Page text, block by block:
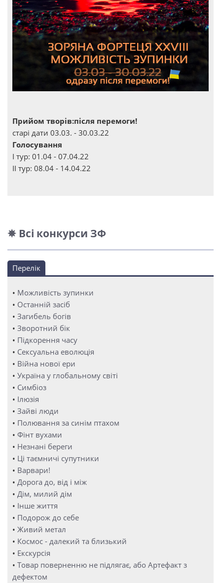
Прийом творів:після перемоги!
старі дати 03.03. - 30.03.22
Голосування
І тур: 01.04 - 07.04.22
ІІ тур: 08.04 - 14.04.22
✵ Всі конкурси ЗФ
Перелік
• Можливість зупинки
• Останній засіб
• Загибель богів
• Зворотний бік
• Підкорення часу
• Сексуальна еволюція
• Війна нової ери
• Україна у глобальному світі
• Симбіоз
• Ілюзія
• Зайві люди
• Полювання за синім птахом
• Фінт вухами
• Незнані береги
• Ці таємничі супутники
• Варвари!
• Дорога до, від і між
• Дім, милий дім
• Інше життя
• Подорож до себе
• Живий метал
• Космос - далекий та близький
• Екскурсія
• Товар поверненню не підлягає, або Артефакт з
дефектом